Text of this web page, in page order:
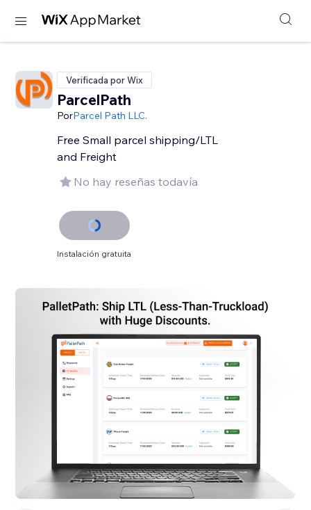
Verificada por Wix
ParcelPath
PorParcel Path LLC.
Free Small parcel shipping/LTL
and Freight
No hay reseñas todavía
Instalación gratuita